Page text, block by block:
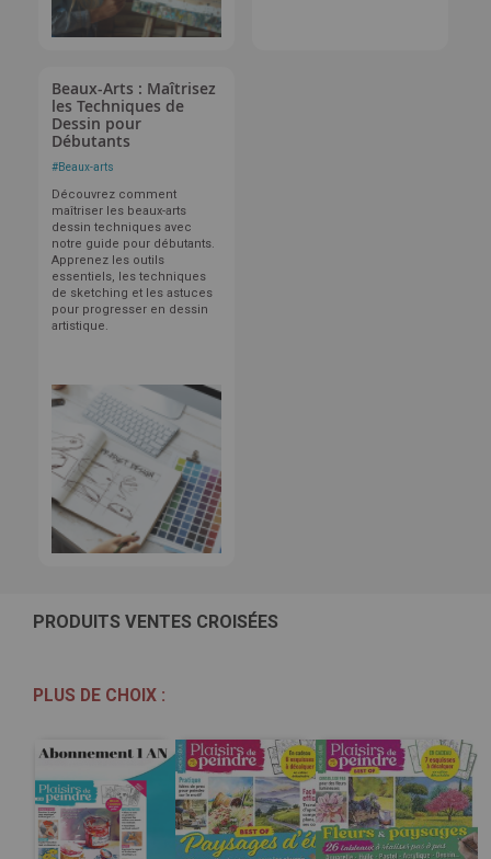
Beaux-Arts : Maîtrisez
les Techniques de
Dessin pour
Débutants
#Beaux-arts
Découvrez comment
maîtriser les beaux-arts
dessin techniques avec
notre guide pour débutants.
Apprenez les outils
essentiels, les techniques
de sketching et les astuces
pour progresser en dessin
artistique.
PRODUITS VENTES CROISÉES
PLUS DE CHOIX :